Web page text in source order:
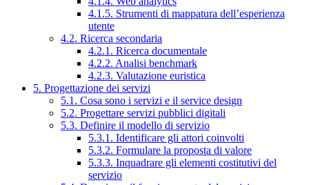
4.1.5. Strumenti di mappatura dell’esperienza
utente
4.2. Ricerca secondaria
4.2.1. Ricerca documentale
4.2.2. Analisi benchmark
4.2.3. Valutazione euristica
5. Progettazione dei servizi
5.1. Cosa sono i servizi e il service design
5.2. Progettare servizi pubblici digitali
5.3. Definire il modello di servizio
5.3.1. Identificare gli attori coinvolti
5.3.2. Formulare la proposta di valore
5.3.3. Inquadrare gli elementi costitutivi del
servizio